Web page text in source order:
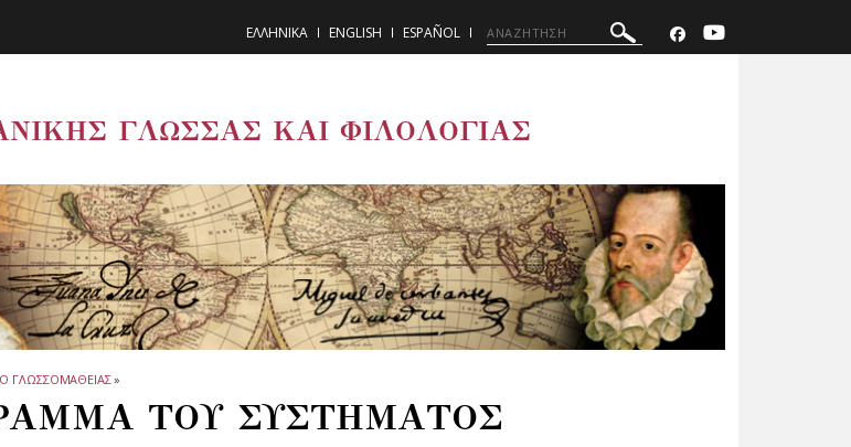
ΕΛΛΗΝΙΚΑ ENGLISH ESPAÑOL
ΓΛΩΣΣΑΣ ΚΑΙ ΦΙΛΟΛΟΓΙΑΣ
ΓΛΩΣΣΟΜΑΘΕΙΑΣ»
ΤΟΥ ΣΥΣΤΗΜΑΤΟΣ